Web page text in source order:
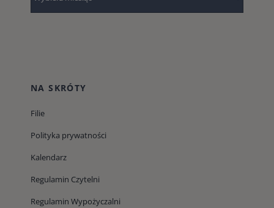
NA SKRÓTY
Filie
Polityka prywatności
Kalendarz
Regulamin Czytelni
Regulamin Wypożyczalni